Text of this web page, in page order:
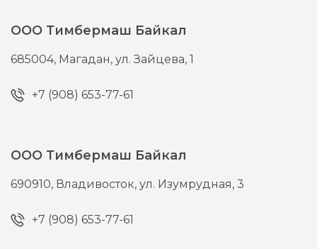
ООО Тимбермаш Байкал
685004, Магадан,ул. Зайцева, 1
+7 (908) 653-77-61
ООО Тимбермаш Байкал
690910, Владивосток,ул. Изумрудная, 3
+7 (908) 653-77-61